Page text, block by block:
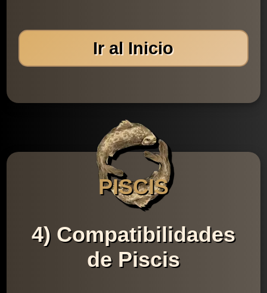
Ir al Inicio
PISCIS
4) Compatibilidades
de Piscis